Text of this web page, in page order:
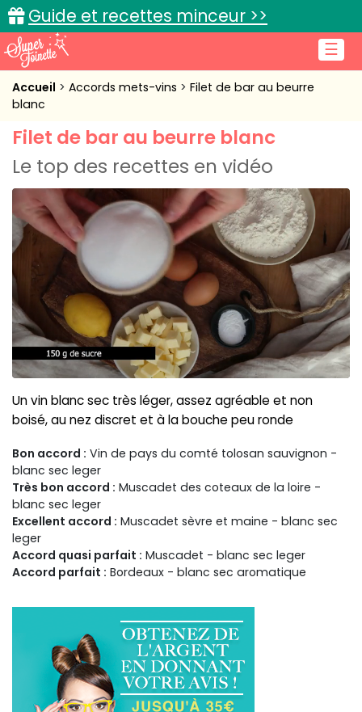
☰
Guide et recettes minceur >>
Accueil
Cuisine pratique
L'actu cuisine
Connexion
Accueil Accords mets-vins
Filet de bar au beurre
blanc
Filet de bar au beurre blanc
Le top des recettes en vidéo
Un vin blanc sec très léger, assez agréable et non
boisé, au nez discret et à la bouche peu ronde
Bon accord : Vin de pays du comté tolosan sauvignon -
blanc sec leger
Très bon accord : Muscadet des coteaux de la loire -
blanc sec leger
Excellent accord : Muscadet sèvre et maine - blanc sec
leger
Accord quasi parfait : Muscadet - blanc sec leger
Accord parfait : Bordeaux - blanc sec aromatique